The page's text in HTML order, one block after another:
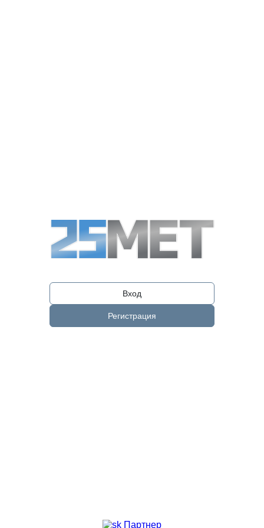
Вход
Регистрация